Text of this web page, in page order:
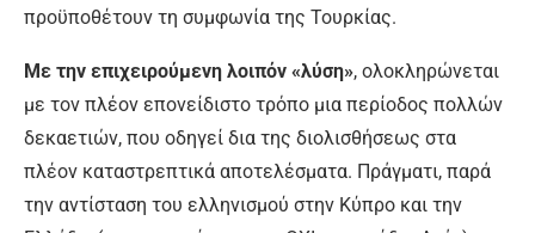
προϋποθέτουν τη συμφωνία της Τουρκίας.
Με την επιχειρούμενη λοιπόν «λύση», ολοκληρώνεται
με τον πλέον επονείδιστο τρόπο μια περίοδος πολλών
δεκαετιών, που οδηγεί δια της διολισθήσεως στα
πλέον καταστρεπτικά αποτελέσματα. Πράγματι, παρά
την αντίσταση του ελληνισμού στην Κύπρο και την